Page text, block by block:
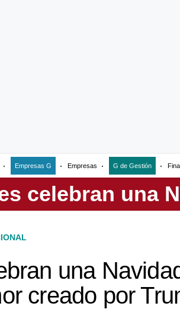
Empresas G Empresas G de Gestión
una
creado por